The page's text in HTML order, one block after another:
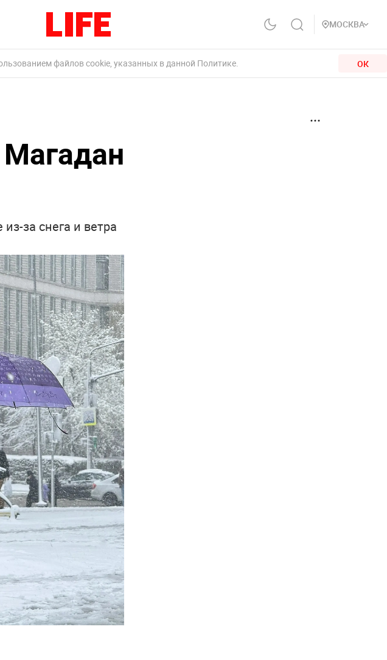
МОСКВА
файлов cookie, указанных в данной Политике. ОК
за снега и ветра